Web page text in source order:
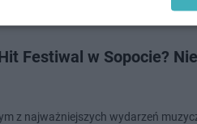
Festiwal w Sopocie?
z najważniejszych wydarzeń